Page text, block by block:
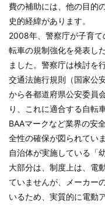
費の補助には、他の目的
史的経緯があります。
2008年、警察庁が子育て
転車の規制強化を発表し
ました。警察庁は検討を
交通法施行規則（国家公
から各都道府県公安委員
り、これに適合する自転
BAAマークなど業界の安
全性の確保が図られていま
自治体が実施している「
大部分は、制度上は、電
ていませんが、メーカー
いるため、実質的に電動